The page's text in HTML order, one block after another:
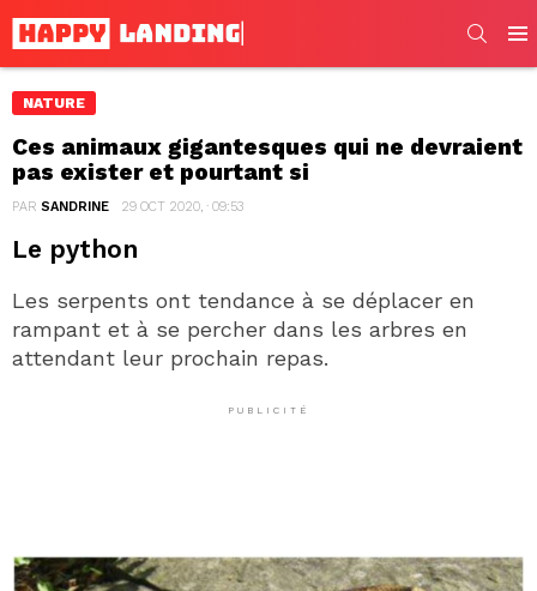
NATURE
Ces animaux gigantesques qui ne devraient
pas exister et pourtant si
PAR SANDRINE 29 OCT 2020, · 09:53
Le python
Les serpents ont tendance à se déplacer en
rampant et à se percher dans les arbres en
attendant leur prochain repas.
PUBLICITÉ